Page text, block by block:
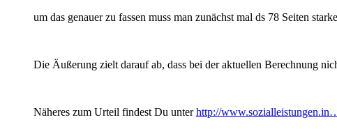
um das genauer zu fassen muss man zunächst mal ds 78 Seiten
Die Äußerung zielt darauf ab, dass bei der aktuellen Berechnung
Näheres zum Urteil findest Du unterhttp://